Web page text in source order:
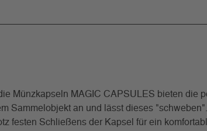
Münzkapseln MAGIC CAPSULES bieten die
Sammelobjekt an und lässt dieses
festen Schließens der Kapsel für ein